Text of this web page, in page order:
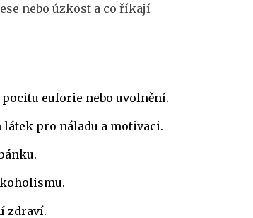
nebo úzkost a co říkají
euforie nebo uvolnění.
pro náladu a motivaci.
zdraví.